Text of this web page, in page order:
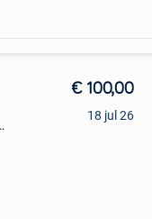
€ 100,00
18 jul 26